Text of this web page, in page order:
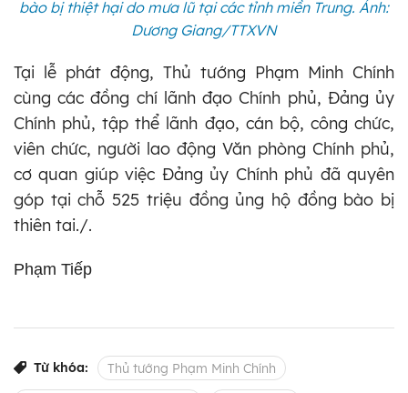
bào bị thiệt hại do mưa lũ tại các tỉnh miền Trung. Ảnh:
Dương Giang/TTXVN
Tại lễ phát động, Thủ tướng Phạm Minh Chính
cùng các đồng chí lãnh đạo Chính phủ, Đảng ủy
Chính phủ, tập thể lãnh đạo, cán bộ, công chức,
viên chức, người lao động Văn phòng Chính phủ,
cơ quan giúp việc Đảng ủy Chính phủ đã quyên
góp tại chỗ 525 triệu đồng ủng hộ đồng bào bị
thiên tai./.
Phạm Tiếp
Từ khóa: Thủ tướng Phạm Minh Chính